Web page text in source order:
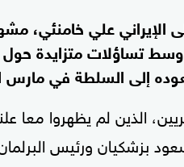
الإيراني علي خامنئي،
تساؤلات متزايدة
إلى السلطة في
الذين لم يظهروا معا
بزشكيان ورئيس